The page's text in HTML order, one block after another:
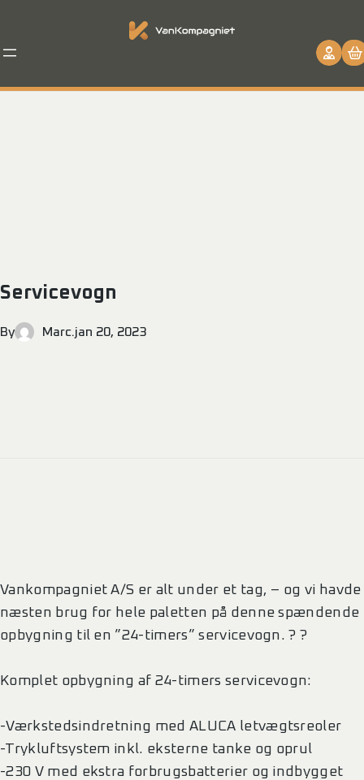
Servicevogn
By Marc.jan 20, 2023
Vankompagniet A/S er alt under et tag, – og vi havde
næsten brug for hele paletten på denne spændende
opbygning til en ”24-timers” servicevogn. ? ?
Komplet opbygning af 24-timers servicevogn:
-Værkstedsindretning med ALUCA letvægtsreoler
-Trykluftsystem inkl. eksterne tanke og oprul
-230 V med ekstra forbrugsbatterier og indbygget